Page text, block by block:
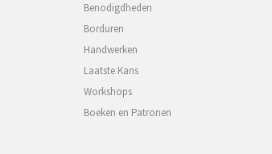
Benodigdheden
Borduren
Handwerken
Laatste Kans
Workshops
Boeken en Patronen